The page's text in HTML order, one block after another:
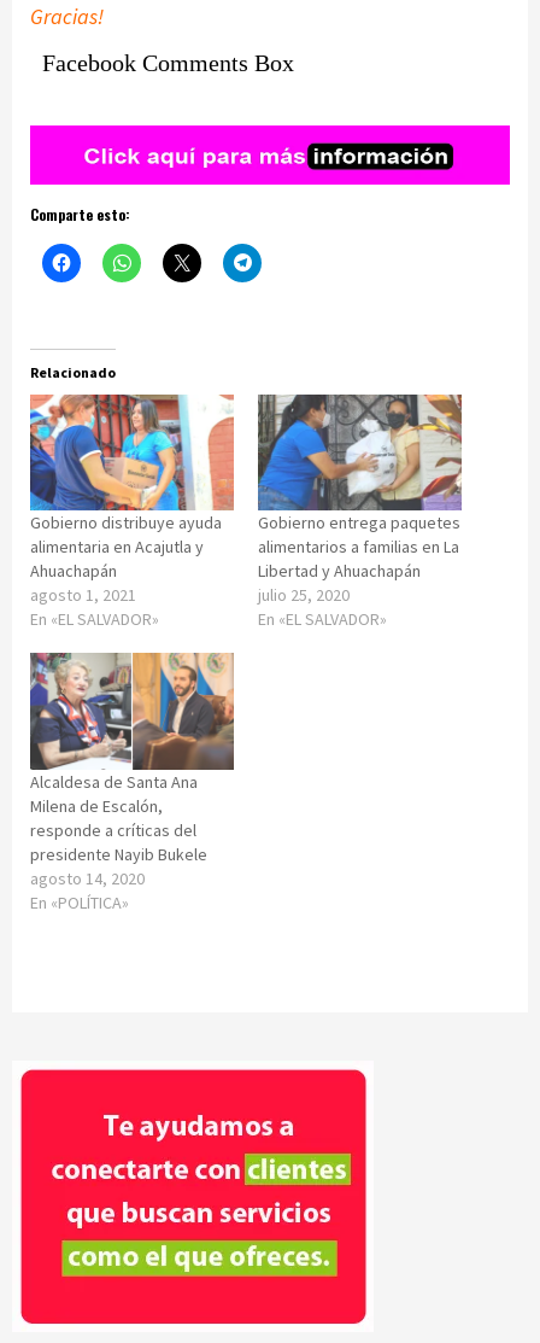
Gracias!
Facebook Comments Box
Comparte esto:
Relacionado
Gobierno distribuye ayuda
alimentaria en Acajutla y
Ahuachapán
agosto 1, 2021
En «EL SALVADOR»
Gobierno entrega paquetes
alimentarios a familias en La
Libertad y Ahuachapán
julio 25, 2020
En «EL SALVADOR»
Alcaldesa de Santa Ana
Milena de Escalón,
responde a críticas del
presidente Nayib Bukele
agosto 14, 2020
En «POLÍTICA»